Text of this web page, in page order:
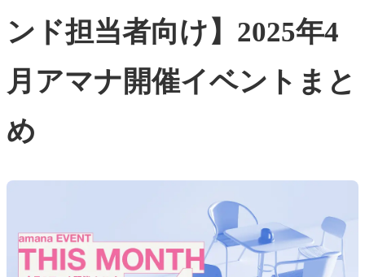
ンド担当者向け】2025年4
月アマナ開催イベントまと
め